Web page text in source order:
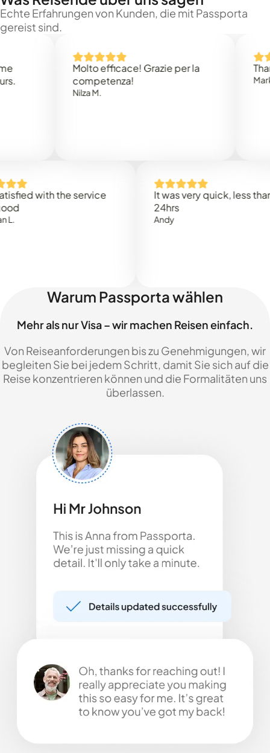
Echte Erfahrungen von Kunden, die mit Passporta
gereist sind.
Molto efficace! Grazie per la
competenza!
Nilza M.
Thank
Mark N.
with the service
It was very quick, less than
Warum Passporta wählen
Mehr als nur Visa – wir machen Reisen einfach.
Von Reiseanforderungen bis zu Genehmigungen, wir
begleiten Sie bei jedem Schritt, damit Sie sich auf die
Reise konzentrieren können und die Formalitäten uns
überlassen.